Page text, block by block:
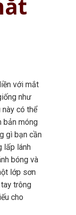
với mắt
như
có thể
bản móng
gì bạn cần
lấp lánh
bóng và
lớp sơn
trông
cho